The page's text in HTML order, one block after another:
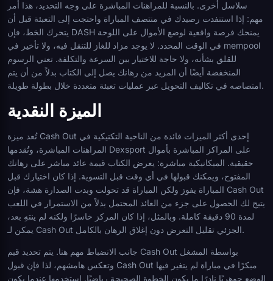
سلاسل أخرى. بالنسبة للمراهنات المباشرة على وجه التحديد، هذا أمر
مهم: إذا استنفدت رصيدك في منتصف المباراة واحتجت إلى التعبئة قبل أن
يتحرك الخط، فإن DASH يمنحك فرصة واقعية لوضع الأموال على اللوحة
في الوقت المحدد. لا يوجد مزاد للغاز للتنقل فيه، ولا تأخير في mempool
للقلق بشأنه، ولا حاجة للاختيار بين السرعة والتكلفة. تعني الرسوم
المنخفضة أيضًا أن المزيد من رهانك يصل إلى الكتاب بدلاً من أن يتم
امتصاصه في تكاليف التحويل عبر عمليات تعبئة متعددة خلال بطولة طويلة.
الميزة النقدية
تُعد ميزة Cash Out إحدى أكثر الميزات فائدة من الناحية التكتيكية في
المراهنات المباشرة، وتُقدمها Dexsport على المراكز المباشرة بأموال
حقيقية. الميكانيكية مباشرة: يعرض الكتاب قيمة عائد مباشر على رهانك
المفتوح، ويمكنك قبولها في أي وقت قبل التسوية. إذا كان اختيارك قبل
المباراة يفوز ولكن المباراة قد تحولت وبدت الصدارة هشة، فإن Cash Out
يتيح لك الحصول على جزء من العائد المحتمل بدلاً من الاستمرار في اللعب
لمدة 90 دقيقة كاملة. وبالمثل، إذا كان المركز خاسرًا ولكنه لم ينتهِ بعد،
يمكن لـ Cash Out الجزئي تقليل التعرض دون إغلاق الرهان بالكامل.
جانب الانضباط مهم هنا. يتم تحديد قيم Cash Out بواسطة المشغل
وتعكس هامشهم، لذا فإن قبول Cash Out مبكرًا في مباراة لم يتغير فيها
الوضع جوهريًا نادرًا ما يكون الخطوة الصحيحة رياضيًا. استخدمها عندما يكون